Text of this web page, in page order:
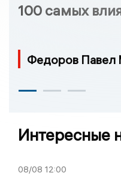
100 самых
Федоров Павел
Интересные
08/08 12:00